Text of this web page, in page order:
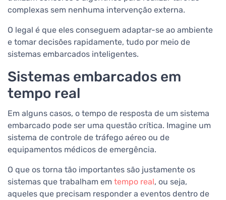
complexas sem nenhuma intervenção externa.
O legal é que eles conseguem adaptar-se ao ambiente
e tomar decisões rapidamente, tudo por meio de
sistemas embarcados inteligentes.
Sistemas embarcados em
tempo real
Em alguns casos, o tempo de resposta de um sistema
embarcado pode ser uma questão crítica. Imagine um
sistema de controle de tráfego aéreo ou de
equipamentos médicos de emergência.
O que os torna tão importantes são justamente os
sistemas que trabalham em tempo real, ou seja,
aqueles que precisam responder a eventos dentro de